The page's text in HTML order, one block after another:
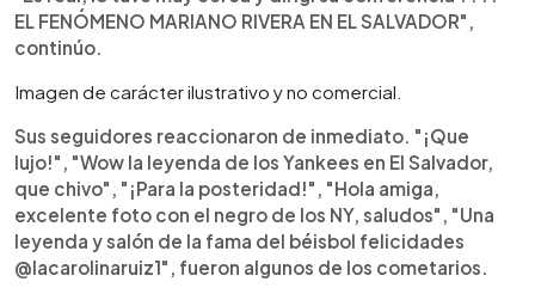
EL FENÓMENO MARIANO RIVERA EN EL SALVADOR",
continúo.
Imagen de carácter ilustrativo y no comercial.
Sus seguidores reaccionaron de inmediato. "¡Que
lujo!", "Wow la leyenda de los Yankees en El Salvador,
que chivo", "¡Para la posteridad!", "Hola amiga,
excelente foto con el negro de los NY, saludos", "Una
leyenda y salón de la fama del béisbol felicidades
@lacarolinaruiz1", fueron algunos de los cometarios.